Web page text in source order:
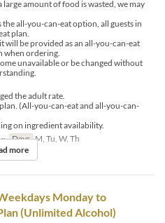
amount of food is wasted, we may
all-you-can-eat option, all guests in
plan.
will be provided as an all-you-can-eat
when ordering.
unavailable or be changed without
the adult rate.
(All-you-can-eat and all-you-can-
on ingredient availability.
Days M, Tu, W, Th
more
Monday to
(Unlimited Alcohol)